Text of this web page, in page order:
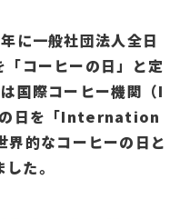
に一般社団法人全日
コーヒーの日」と定
国際コーヒー機関（I
の日を「Internation
的なコーヒーの日と
た。